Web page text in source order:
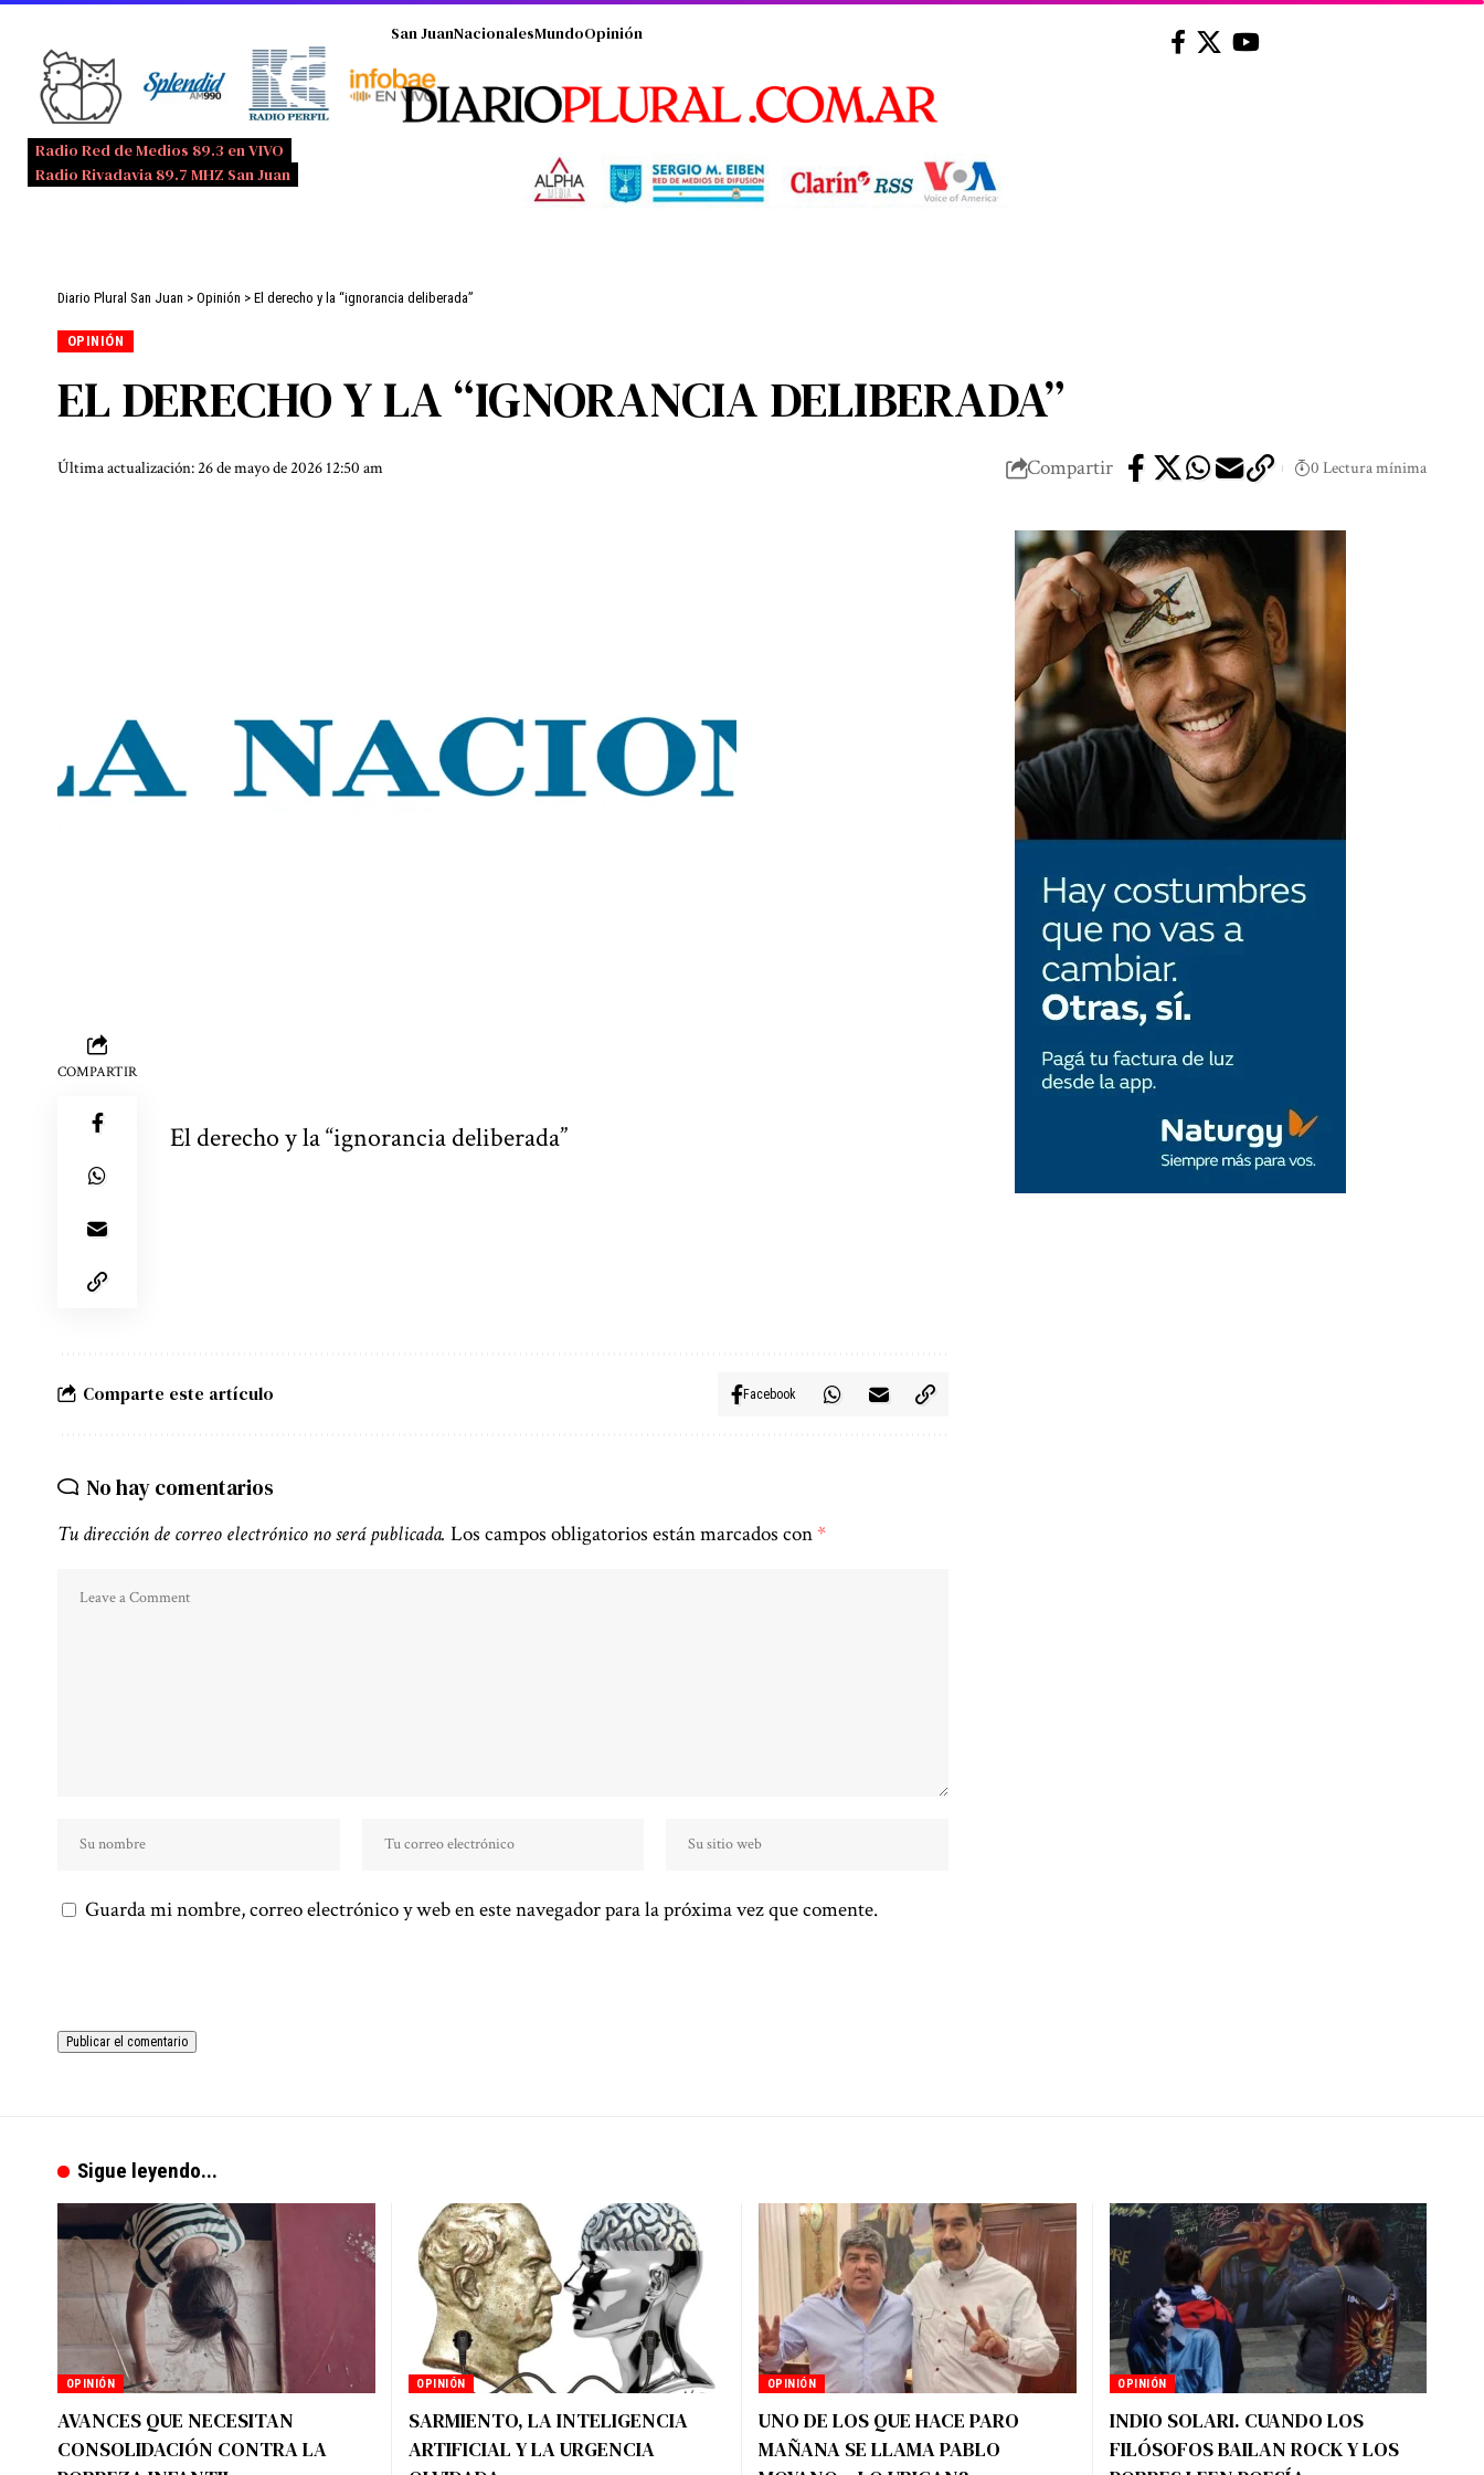
Radio Red de Medios 89.3 en VIVO
Radio Rivadavia 89.7 MHZ San Juan
San JuanNacionalesMundoOpinión
Diario Plural San Juan > Opinión > El derecho y la “ignorancia deliberada”
OPINIÓN
EL DERECHO Y LA “IGNORANCIA DELIBERADA”
Última actualización: 26 de mayo de 2026 12:50 am Compartir 0 Lectura mínima
COMPARTIR
El derecho y la “ignorancia deliberada”
Comparte este artículo Facebook
No hay comentarios
Tu dirección de correo electrónico no será publicada. Los campos obligatorios están marcados con*
Guarda mi nombre, correo electrónico y web en este navegador para la próxima vez que comente.
Sigue leyendo...
OPINIÓN
AVANCES QUE NECESITAN
CONSOLIDACIÓN CONTRA LA
OPINIÓN
SARMIENTO, LA INTELIGENCIA
ARTIFICIAL Y LA URGENCIA
OPINIÓN
UNO DE LOS QUE HACE PARO
MAÑANA SE LLAMA PABLO
OPINIÓN
INDIO SOLARI. CUANDO LOS
FILÓSOFOS BAILAN ROCK Y LOS